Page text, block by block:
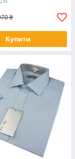
₴
Купити